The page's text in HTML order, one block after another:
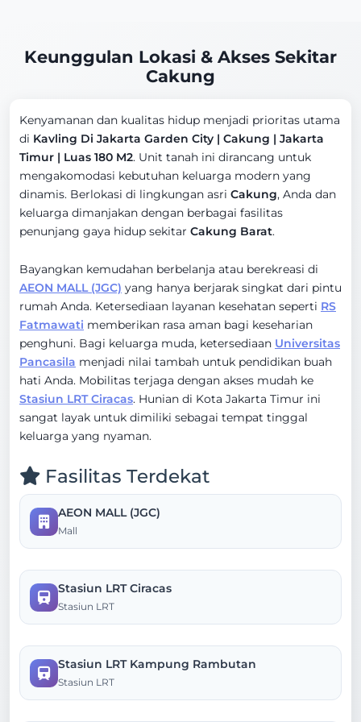
Keunggulan Lokasi & Akses Sekitar
Cakung
Kenyamanan dan kualitas hidup menjadi prioritas utama
di Kavling Di Jakarta Garden City | Cakung | Jakarta
Timur | Luas 180 M2. Unit tanah ini dirancang untuk
mengakomodasi kebutuhan keluarga modern yang
dinamis. Berlokasi di lingkungan asri Cakung, Anda dan
keluarga dimanjakan dengan berbagai fasilitas
penunjang gaya hidup sekitar Cakung Barat.
Bayangkan kemudahan berbelanja atau berekreasi di
AEON MALL (JGC) yang hanya berjarak singkat dari pintu
rumah Anda. Ketersediaan layanan kesehatan seperti RS
Fatmawati memberikan rasa aman bagi keseharian
penghuni. Bagi keluarga muda, ketersediaan Universitas
Pancasila menjadi nilai tambah untuk pendidikan buah
hati Anda. Mobilitas terjaga dengan akses mudah ke
Stasiun LRT Ciracas. Hunian di Kota Jakarta Timur ini
sangat layak untuk dimiliki sebagai tempat tinggal
keluarga yang nyaman.
Fasilitas Terdekat
AEON MALL (JGC)
Mall
Stasiun LRT Ciracas
Stasiun LRT
Stasiun LRT Kampung Rambutan
Stasiun LRT